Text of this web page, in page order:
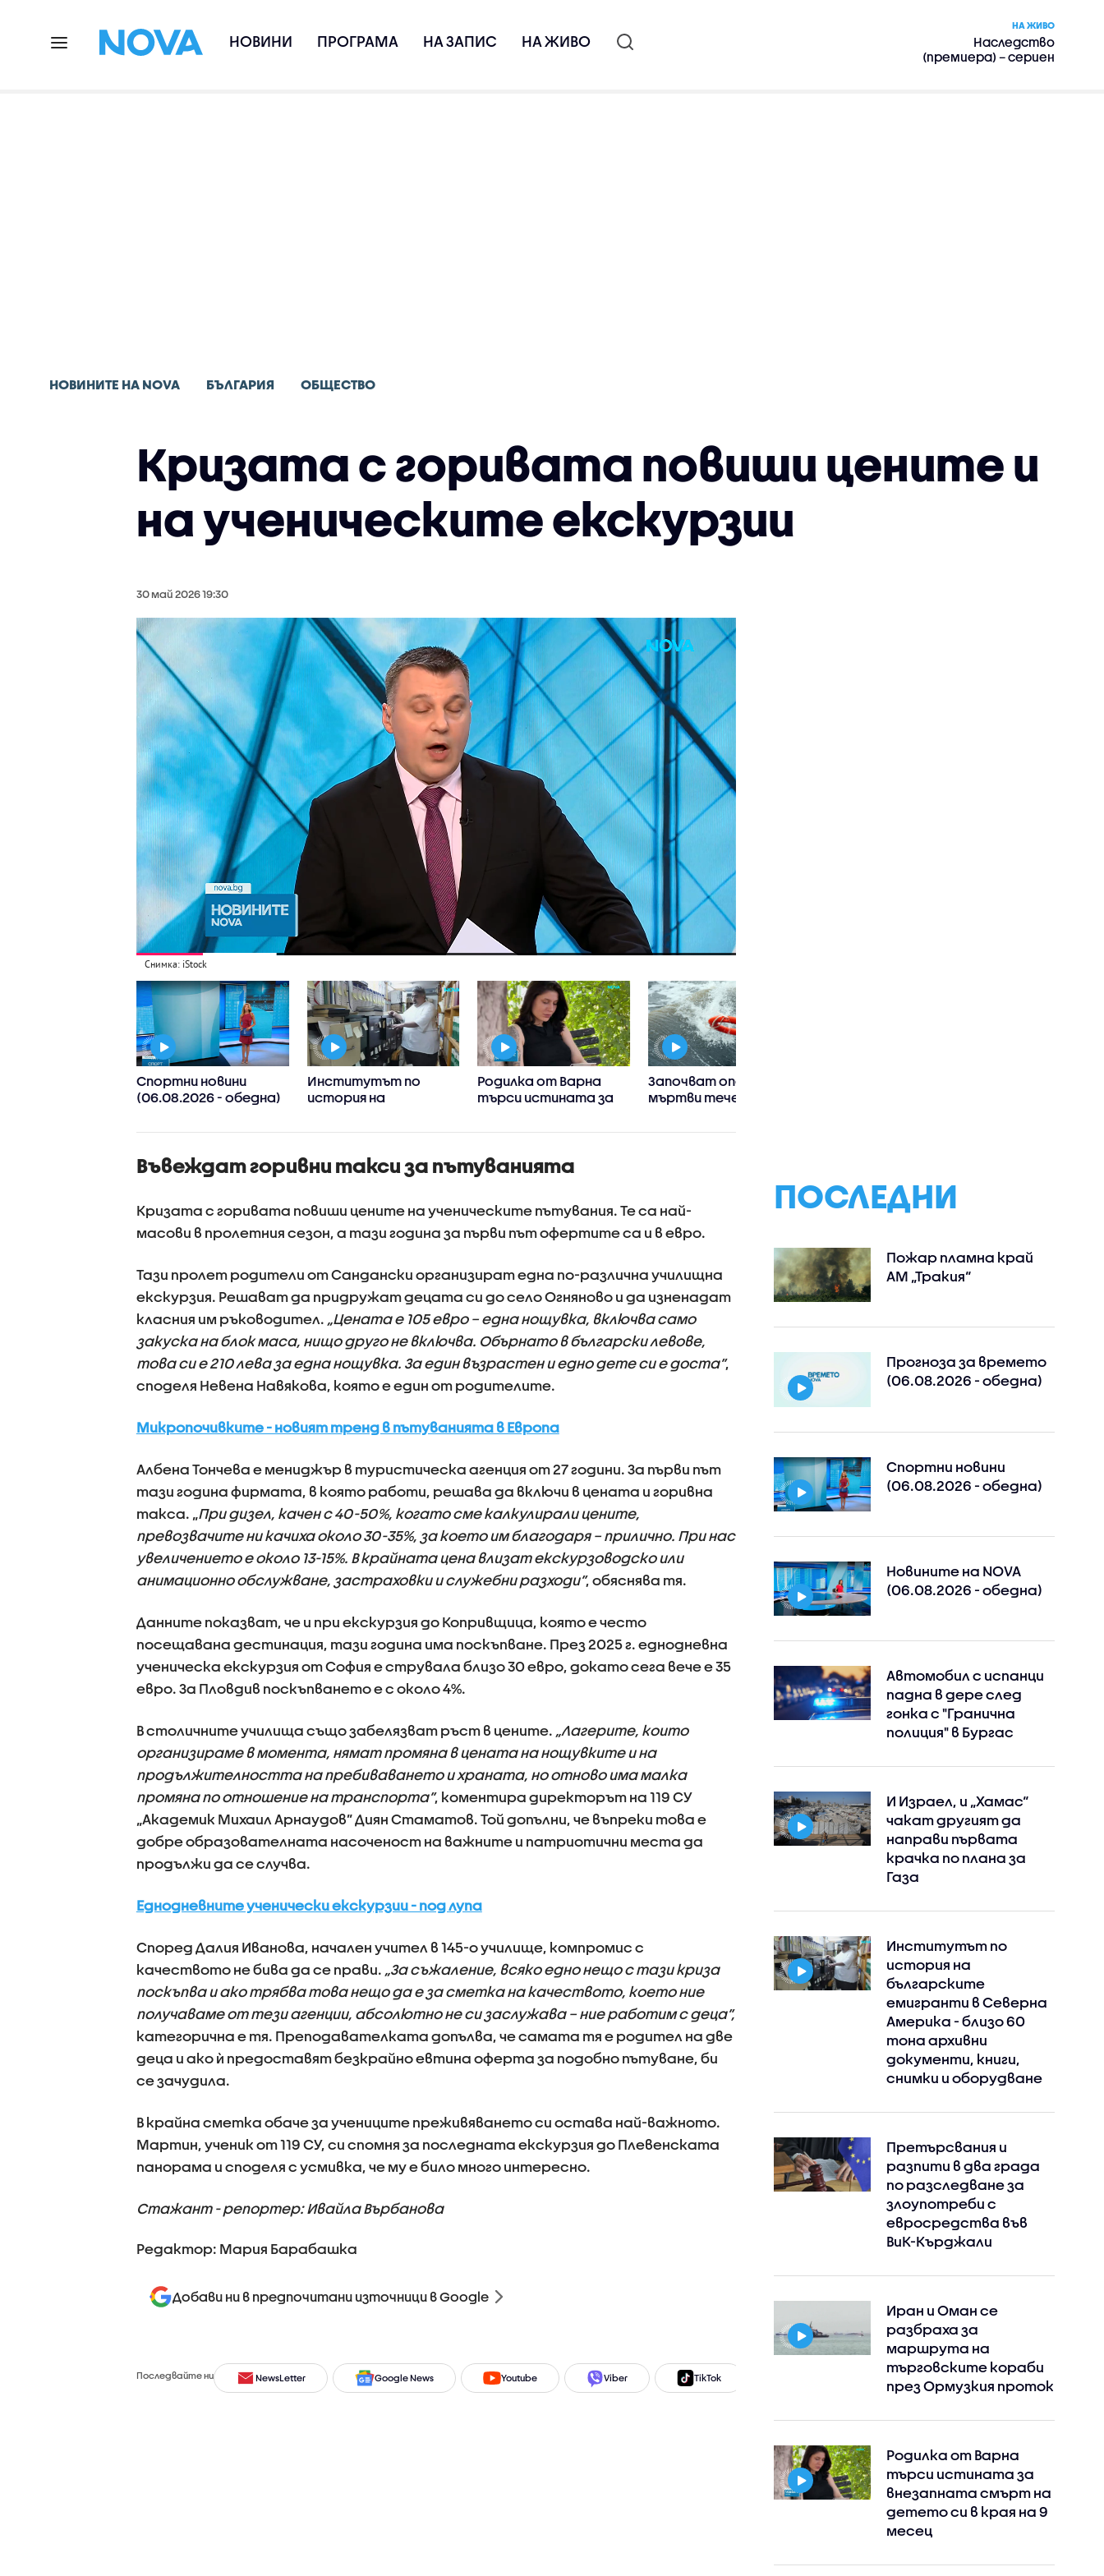
НОВИНИ ПРОГРАМА НА ЗАПИС НА ЖИВО
НА ЖИВО
Наследство
(премиера) – сериен
НОВИНИТЕ НА NOVA БЪЛГАРИЯ ОБЩЕСТВО
Кризата с горивата повиши цените и
на ученическите екскурзии
30 май 2026 19:30
Снимка: iStock
Спортни новини
(06.08.2026 - обедна)
Институтът по
история на
емигранти в Северна
тона архивни
документи, книги,
Родилка от Варна
търси истината за
детето си в края на 9
Започват опасните
мъртви течения в
съветите на
Въвеждат горивни такси за пътуванията
Кризата с горивата повиши цените на ученическите пътувания. Те са най-
масови в пролетния сезон, а тази година за първи път офертите са и в евро.
Тази пролет родители от Сандански организират една по-различна училищна
екскурзия. Решават да придружат децата си до село Огняново и да изненадат
класния им ръководител. „Цената е 105 евро – една нощувка, включва само
закуска на блок маса, нищо друго не включва. Обърнато в български левове,
това си е 210 лева за една нощувка. За един възрастен и едно дете си е доста”,
споделя Невена Навякова, която е един от родителите.
Микропочивките - новият тренд в пътуванията в Европа
Албена Тончева е мениджър в туристическа агенция от 27 години. За първи път
тази година фирмата, в която работи, решава да включи в цената и горивна
такса. „При дизел, качен с 40-50%, когато сме калкулирали цените,
превозвачите ни качиха около 30-35%, за което им благодаря – прилично. При нас
увеличението е около 13-15%. В крайната цена влизат екскурзоводско или
анимационно обслужване, застраховки и служебни разходи”, обяснява тя.
Данните показват, че и при екскурзия до Копривщица, която е често
посещавана дестинация, тази година има поскъпване. През 2025 г. еднодневна
ученическа екскурзия от София е струвала близо 30 евро, докато сега вече е 35
евро. За Пловдив поскъпването е с около 4%.
В столичните училища също забелязват ръст в цените. „Лагерите, които
организираме в момента, нямат промяна в цената на нощувките и на
продължителността на пребиваването и храната, но отново има малка
промяна по отношение на транспорта”, коментира директорът на 119 СУ
„Академик Михаил Арнаудов” Диян Стаматов. Той допълни, че въпреки това е
добре образователната насоченост на важните и патриотични места да
продължи да се случва.
Еднодневните ученически екскурзии - под лупа
Според Далия Иванова, начален учител в 145-о училище, компромис с
качеството не бива да се прави. „За съжаление, всяко едно нещо с тази криза
поскъпва и ако трябва това нещо да е за сметка на качеството, което ние
получаваме от тези агенции, абсолютно не си заслужава – ние работим с деца”,
категорична е тя. Преподавателката допълва, че самата тя е родител на две
деца и ако ѝ предоставят безкрайно евтина оферта за подобно пътуване, би
се зачудила.
В крайна сметка обаче за учениците преживяването си остава най-важното.
Мартин, ученик от 119 СУ, си спомня за последната екскурзия до Плевенската
панорама и споделя с усмивка, че му е било много интересно.
Стажант - репортер: Ивайла Върбанова
Редактор: Мария Барабашка
Добави ни в предпочитани източници в Google
Последвайте ни NewsLetter Google News Youtube Viber TikTok Facebook
ПОСЛЕДНИ
Пожар пламна край
АМ „Тракия“
Прогноза за времето
(06.08.2026 - обедна)
Спортни новини
(06.08.2026 - обедна)
Новините на NOVA
(06.08.2026 - обедна)
Автомобил с испанци
падна в дере след
гонка с "Гранична
полиция" в Бургас
И Израел, и „Хамас“
чакат другият да
направи първата
крачка по плана за
Газа
Институтът по
история на
българските
емигранти в Северна
Америка - близо 60
тона архивни
документи, книги,
снимки и оборудване
Претърсвания и
разпити в два града
по разследване за
злоупотреби с
евросредства във
ВиК-Кърджали
Иран и Оман се
разбраха за
маршрута на
търговските кораби
през Ормузкия проток
Родилка от Варна
търси истината за
внезапната смърт на
детето си в края на 9
месец